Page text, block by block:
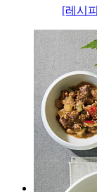
[레시